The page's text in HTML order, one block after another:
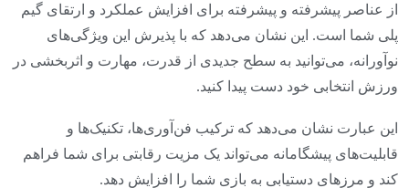
از عناصر پیشرفته و پیشرفته برای افزایش عملکرد و ارتقای گیم
پلی شما است. این نشان می‌دهد که با پذیرش این ویژگی‌های
نوآورانه، می‌توانید به سطح جدیدی از قدرت، مهارت و اثربخشی در
ورزش انتخابی خود دست پیدا کنید.
این عبارت نشان می‌دهد که ترکیب فن‌آوری‌ها، تکنیک‌ها و
قابلیت‌های پیشگامانه می‌تواند یک مزیت رقابتی برای شما فراهم
کند و مرزهای دستیابی به بازی شما را افزایش دهد.